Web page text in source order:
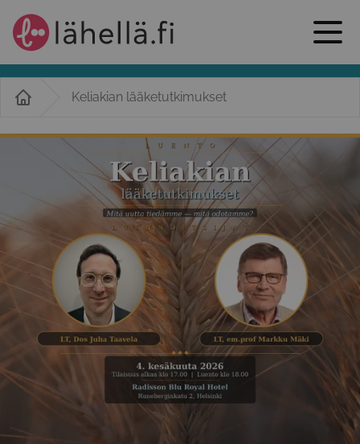
Keliakian lääketutkimukset